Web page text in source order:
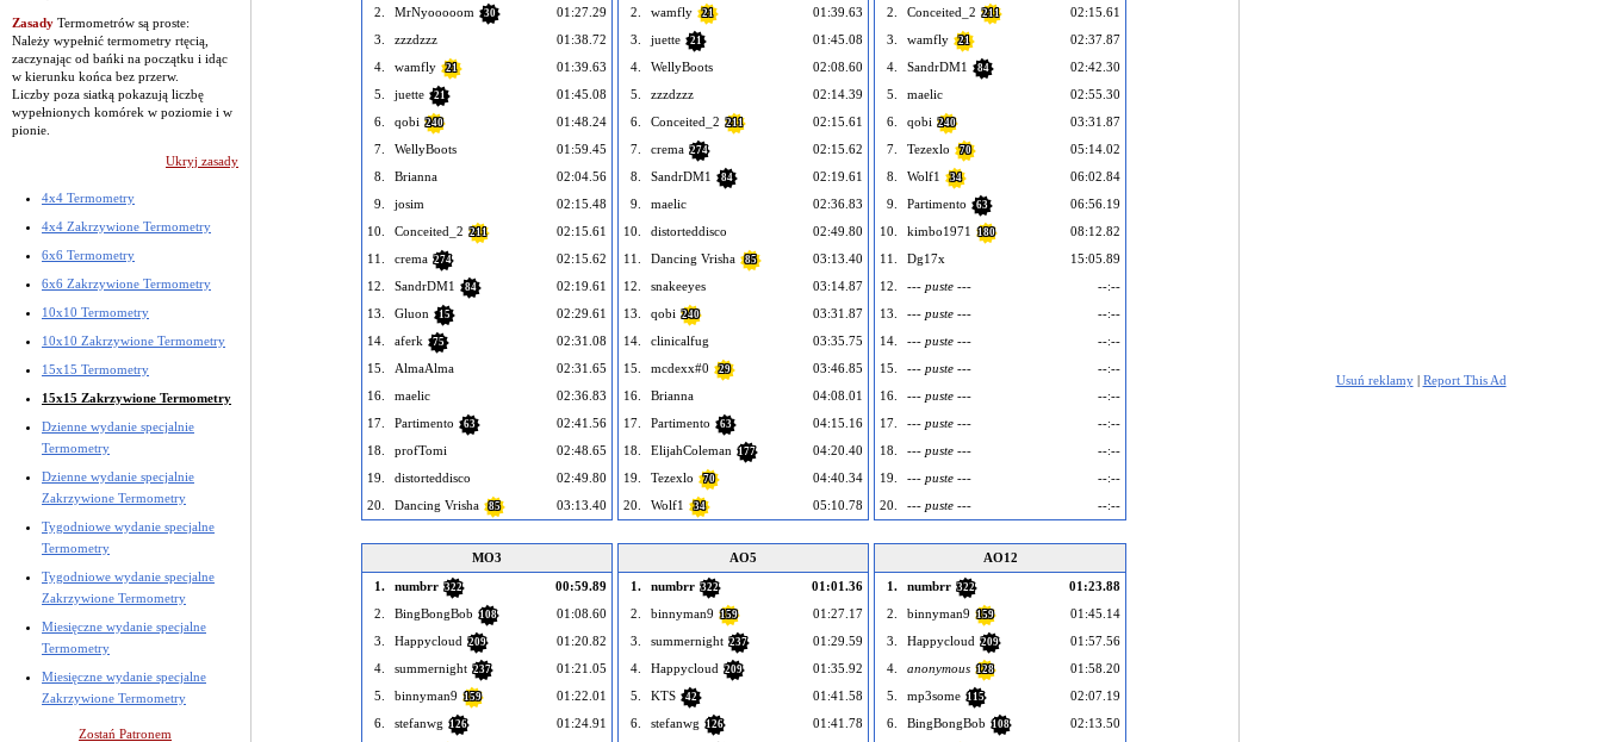
Zasady Termometrów są proste:
Należy wypełnić termometry rtęcią,
zaczynając od bańki na początku i idąc
w kierunku końca bez przerw.
Liczby poza siatką pokazują liczbę
wypełnionych komórek w poziomie i w
pionie.
Ukryj zasady
4x4 Termometry
4x4 Zakrzywione Termometry
6x6 Termometry
6x6 Zakrzywione Termometry
10x10 Termometry
10x10 Zakrzywione Termometry
15x15 Termometry
15x15 Zakrzywione Termometry
Dzienne wydanie specjalnie
Termometry
Dzienne wydanie specjalnie
Zakrzywione Termometry
Tygodniowe wydanie specjalne
Termometry
Tygodniowe wydanie specjalne
Zakrzywione Termometry
Miesięczne wydanie specjalne
Termometry
Miesięczne wydanie specjalne
Zakrzywione Termometry
Zostań Patronem
2.
MrNyooooom 30
01:27.29
3.
zzzdzzz
01:38.72
4.
wamfly 21
01:39.63
5.
juette 21
01:45.08
6.
qobi 240
01:48.24
7.
WellyBoots
01:59.45
8.
Brianna
02:04.56
9.
josim
02:15.48
10.
Conceited_2 211
02:15.61
11.
crema 274
02:15.62
12.
SandrDM1 84
02:19.61
13.
Gluon 15
02:29.61
14.
aferk 75
02:31.08
15.
AlmaAlma
02:31.65
16.
maelic
02:36.83
17.
Partimento 63
02:41.56
18.
profTomi
02:48.65
19.
distorteddisco
02:49.80
20.
Dancing Vrisha 85 03:13.40
2.
wamfly 21
01:39.63
3.
juette 21
01:45.08
4.
WellyBoots
02:08.60
5.
zzzdzzz
02:14.39
6.
Conceited_2 211
02:15.61
7.
crema 274
02:15.62
8.
SandrDM1 84
02:19.61
9.
maelic
02:36.83
10.
distorteddisco
02:49.80
11.
Dancing Vrisha 85
03:13.40
12.
snakeeyes
03:14.87
13.
qobi 240
03:31.87
14.
clinicalfug
03:35.75
15.
mcdexx#0 29
03:46.85
16.
Brianna
04:08.01
17.
Partimento 63
04:15.16
18.
ElijahColeman 177
04:20.40
19.
Tezexlo 70
04:40.34
20.
Wolf1 34 05:10.78
2.
Conceited_2 211
02:15.61
3.
wamfly 21
02:37.87
4.
SandrDM1 84
02:42.30
5.
maelic
02:55.30
6.
qobi 240
03:31.87
7.
Tezexlo 70
05:14.02
8.
Wolf1 34
06:02.84
9.
Partimento 63
06:56.19
10.
kimbo1971 180
08:12.82
11.
Dg17x
15:05.89
12.
--- puste ---
--:--
13.
--- puste ---
--:--
14.
--- puste ---
--:--
15.
--- puste ---
--:--
16.
--- puste ---
--:--
17.
--- puste ---
--:--
18.
--- puste ---
--:--
19.
--- puste ---
--:--
20.
--- puste --- --:--
MO3
1.
numbrr 322
00:59.89
2.
BingBongBob 108
01:08.60
3.
Happycloud 209
01:20.82
4.
summernight 237
01:21.05
5.
binnyman9 159
01:22.01
6.
stefanwg 126
01:24.91
AO5
1.
numbrr 322
01:01.36
2.
binnyman9 159
01:27.17
3.
summernight 237
01:29.59
4.
Happycloud 209
01:35.92
5.
KTS 42
01:41.58
6.
stefanwg 126
01:41.78
AO12
1.
numbrr 322
01:23.88
2.
binnyman9 159
01:45.14
3.
Happycloud 209
01:57.56
4.
anonymous 128
01:58.20
5.
mp3some 115
02:07.19
6.
BingBongBob 108
02:13.50
Usuń reklamy| Report This Ad